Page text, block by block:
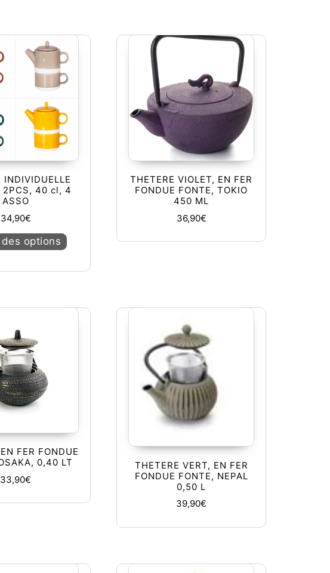
la page du produit
INDIVIDUELLE
2PCS, 40 cl, 4
ASSO
34,90€
des options Ce produit a plusieurs variations. Les options peuvent être
THETERE VIOLET, EN FER
FONDUE FONTE, TOKIO
450 ML
36,90€
FER FONDUE
0,40 LT
33,90€
THETERE VERT, EN FER
FONDUE FONTE, NEPAL
0,50 L
39,90€